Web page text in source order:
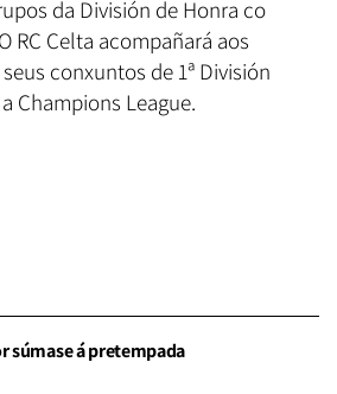
da División de Honra co
RC Celta acompañará aos
conxuntos de 1ª División
Champions League.
súmase á pretempada